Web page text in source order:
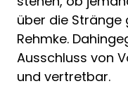
über die Stränge
Rehmke.
Ausschluss von
und vertretbar.